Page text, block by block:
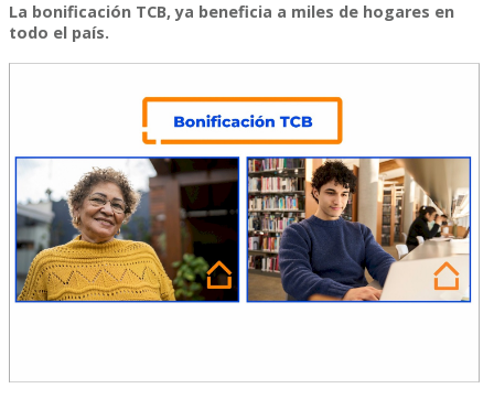
La bonificación TCB, ya beneficia a miles de hogares en
todo el país.